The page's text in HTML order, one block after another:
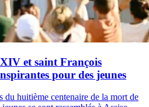
et saint François
pour des jeunes
du huitième centenaire de la mort de